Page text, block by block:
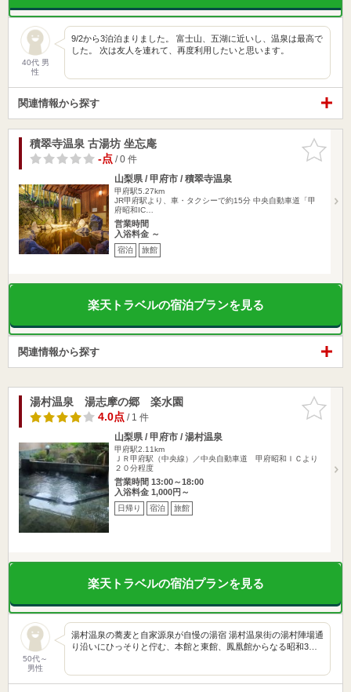
40代 男
性
9/2から3泊泊まりました。 富士山、五湖に近いし、温泉は最高で
した。 次は友人を連れて、再度利用したいと思います。
関連情報から探す
お気に入
りに追加
積翠寺温泉 古湯坊 坐忘庵
-点/ 0 件
山梨県 / 甲府市 / 積翠寺温泉
甲府駅5.27km
JR甲府駅より、車・タクシーで約15分 中央自動車道「甲
府昭和IC…
営業時間
入浴料金 ～
宿泊 旅館
楽天トラベルの宿泊プランを見る
関連情報から探す
お気に入
りに追加
湯村温泉 湯志摩の郷 楽水園
4.0点/ 1 件
山梨県 / 甲府市 / 湯村温泉
甲府駅2.11km
ＪＲ甲府駅（中央線）／中央自動車道 甲府昭和ＩＣより
２０分程度
営業時間 13:00～18:00
入浴料金 1,000円～
日帰り 宿泊 旅館
楽天トラベルの宿泊プランを見る
50代～
男性
湯村温泉の蕎麦と自家源泉が自慢の湯宿 湯村温泉街の湯村陣場通
り沿いにひっそりと佇む、本館と東館、鳳凰館からなる昭和3…